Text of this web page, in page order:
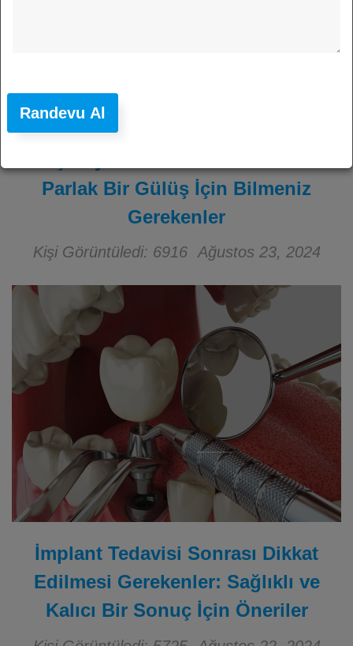
Parlak Bir Gülüş İçin Bilmeniz
Gerekenler
Kişi Görüntüledi: 6916 Ağustos 23, 2024
İmplant Tedavisi Sonrası Dikkat
Edilmesi Gerekenler: Sağlıklı ve
Kalıcı Bir Sonuç İçin Öneriler
Randevu Al